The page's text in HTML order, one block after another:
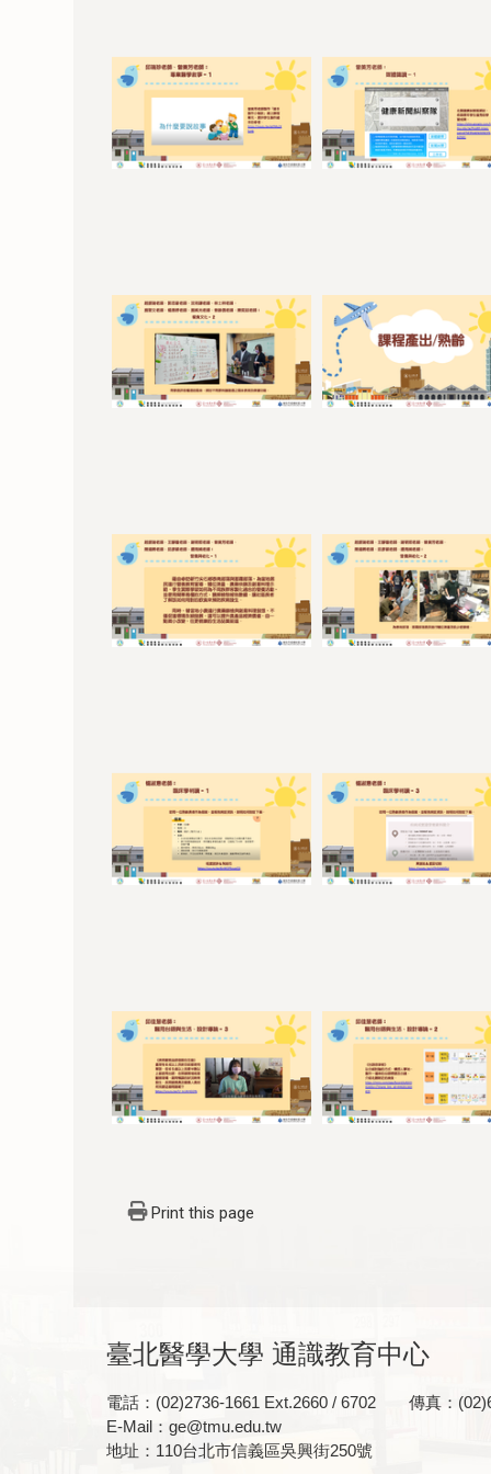
Print this page
臺北醫學大學 通識教育中心
電話：(02)2736-1661 Ext.2660 / 6702 傳真：
E-Mail：ge@tmu.edu.tw
地址：110台北市信義區吳興街250號